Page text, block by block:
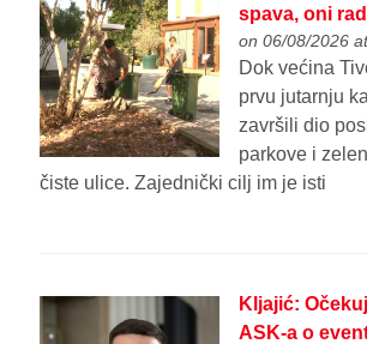
spava, oni
on 06/08/2026
Dok većina
prvu jutarnju
završili dio
parkove i
čiste ulice. Zajednički cilj im je isti
Kljajić:
ASK-a o